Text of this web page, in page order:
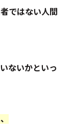
ではない人間
ないかといっ